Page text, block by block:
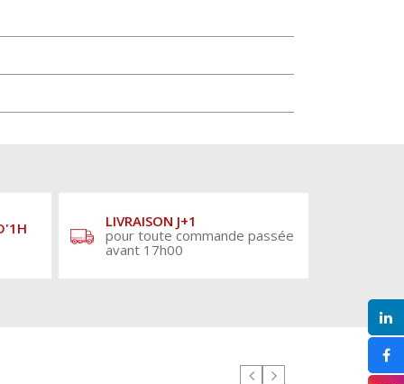
LIVRAISON J+1
pour toute commande passée
avant 17h00